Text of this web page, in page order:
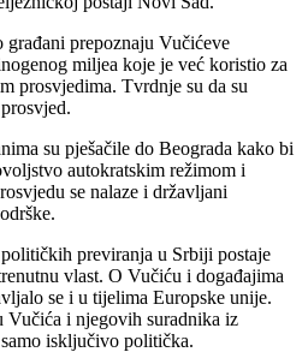
građani prepoznaju Vučićeve
miljea koje je već koristio za
prosvjedima. Tvrdnje su da su
su pješačile do Beograda kako bi
autokratskim režimom i
se nalaze i državljani
previranja u Srbiji postaje
vlast. O Vučiću i događajima
se i u tijelima Europske unije.
Vučića i njegovih suradnika iz
isključivo politička.